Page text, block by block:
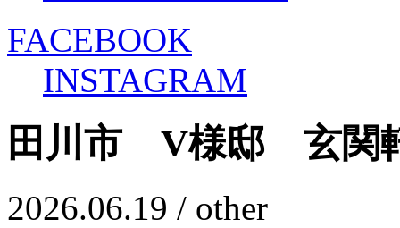
FACEBOOK
INSTAGRAM
田川市 V様邸 玄関
2026.06.19 / other